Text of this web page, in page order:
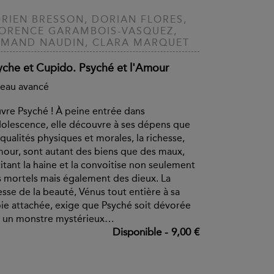
BRESSON, DORIAN FLORES,
GARAMBOIS-VASQUEZ,
NAUDIN, CLARA MARQUET
et Cupido. Psyché et l'Amour
avancé
Psyché ! À peine entrée dans
elle découvre à ses dépens que
physiques et morales, la richesse,
sont autant des biens que des maux,
la haine et la convoitise non seulement
mortels mais également des dieux. La
de la beauté, Vénus tout entière à sa
attachée, exige que Psyché soit dévorée
un monstre mystérieux…
Disponible- 9,00 €